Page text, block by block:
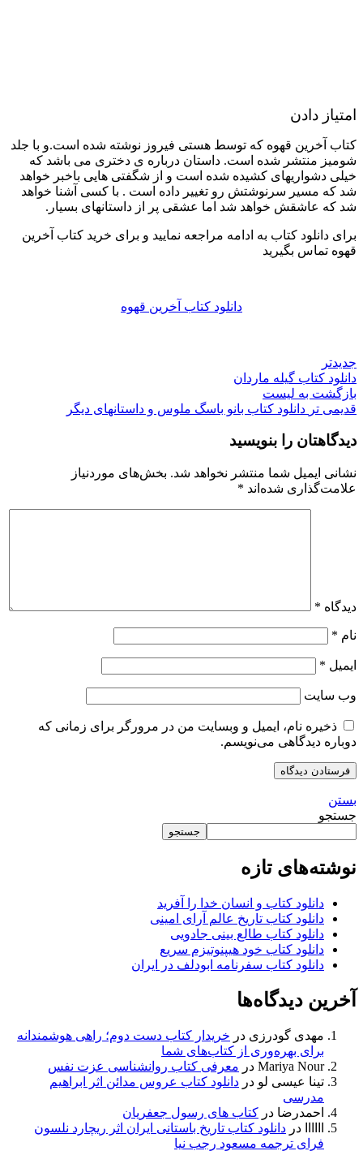
امتیاز دادن
کتاب آخرین قهوه که توسط هستی فیروز نوشته شده است.و با جلد
شومیز منتشر شده است. داستان درباره ی دختری می باشد که
خیلی دشواریهای کشیده شده است و از شگفتی هایی باخبر خواهد
شد که مسیر سرنوشتش رو تغییر داده است . با کسی آشنا خواهد
شد که عاشقش خواهد شد اما عشقی پر از داستانهای بسیار.
برای دانلود کتاب به ادامه مراجعه نمایید و برای خرید کتاب آخرین
قهوه تماس بگیرید
دانلود کتاب آخرین قهوه
جدیدتر
دانلود کتاب گیله ماردان
بازگشت به لیست
قدیمی تر دانلود کتاب بانو باسگ ملوس و داستانهای دیگر
دیدگاهتان را بنویسید
نشانی ایمیل شما منتشر نخواهد شد. بخش‌های موردنیاز
علامت‌گذاری شده‌اند *
دیدگاه *
نام *
ایمیل *
وب‌ سایت
ذخیره نام، ایمیل و وبسایت من در مرورگر برای زمانی که
دوباره دیدگاهی می‌نویسم.
بستن
جستجو
جستجو
نوشته‌های تازه
دانلود کتاب و انسان خدا را آفرید
دانلود کتاب تاریخ عالم آرای امینی
دانلود کتاب طالع بینی جادویی
دانلود کتاب خود هیپنوتیزم سریع
دانلود کتاب سفرنامه ابودلف در ایران
آخرین دیدگاه‌ها
مهدی گودرزی در خریدار کتاب دست دوم؛ راهی هوشمندانه
برای بهره‌وری از کتاب‌های شما
Mariya Nour در معرفی کتاب روانشناسی عزت نفس
تینا عیسی لو در دانلود کتاب عروس مدائن اثر ابراهیم
مدرسی
احمدرضا در کتاب های رسول جعفریان
در دانلود کتاب تاریخ باستانی ایران اثر ریچارد نلسون
فرای ترجمه مسعود رجب نیا